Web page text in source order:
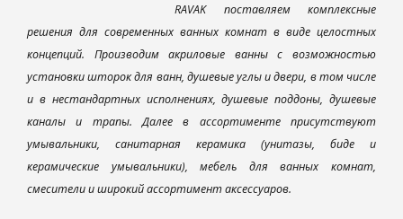
RAVAK поставляем комплексные
решения для современных ванных комнат в виде целостных
концепций. Производим акриловые ванны с возможностью
установки шторок для ванн, душевые углы и двери, в том числе
и в нестандартных исполнениях, душевые поддоны, душевые
каналы и трапы. Далее в ассортименте присутствуют
умывальники, санитарная керамика (унитазы, биде и
керамические умывальники), мебель для ванных комнат,
смесители и широкий ассортимент аксессуаров.